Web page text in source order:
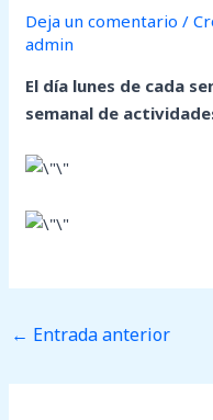
Deja un comentario /
admin
El día lunes de cada
semanal de
← Entrada anterior